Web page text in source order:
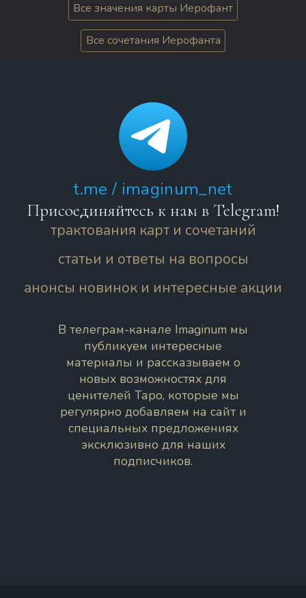
Все значения карты Иерофант
Все сочетания Иерофанта
t.me / imaginum_net
Присоединяйтесь к нам в Telegram!
трактования карт и сочетаний
статьи и ответы на вопросы
анонсы новинок и интересные акции
В телеграм-канале Imaginum мы
публикуем интересные
материалы и рассказываем о
новых возможностях для
ценителей Таро, которые мы
регулярно добавляем на сайт и
специальных предложениях
эксклюзивно для наших
подписчиков.